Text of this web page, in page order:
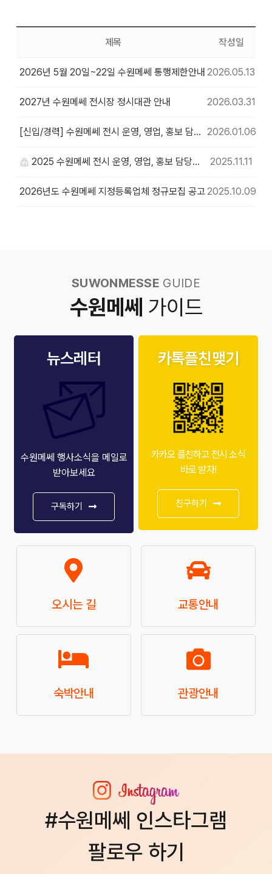
제목 작성일
2026년 5월 20일~22일 수원메쎄 통행제한안내 2026.05.13
2027년 수원메쎄 전시장 정시대관 안내 2026.03.31
[신입/경력] 수원메쎄 전시 운영, 영업, 홍보 담당자 채용공고 2026.01.06
2025 수원메쎄 전시 운영, 영업, 홍보 담당자 채용공고 2025.11.11
2026년도 수원메쎄 지정등록업체 정규모집 공고 2025.10.09
SUWONMESSE GUIDE
수원메쎄 가이드
뉴스레터
수원메쎄 행사소식을 메일로
받아보세요
구독하기
카톡플친맺기
카카오 플친하고 전시 소식
바로 받자!
친구하기
오시는 길 교통안내
숙박안내 관광안내
#수원메쎄 인스타그램
팔로우 하기